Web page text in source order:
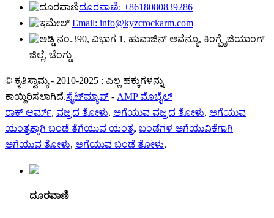
ದೂರವಾಣಿ: +8618080839286
Email: info@kyzcrockarm.com
ನಂ.390, ವಿಭಾಗ 1, ಹುವಾಜಿನ್ ಅವೆನ್ಯೂ, ಕಿಂಗ್ಬೈಜಿಯಾಂಗ್
ಜಿಲ್ಲೆ, ಚೆಂಗ್ಡು
© ಕೃತಿಸ್ವಾಮ್ಯ - 2010-2025 : ಎಲ್ಲ ಹಕ್ಕುಗಳನ್ನು
ಕಾಯ್ದಿರಿಸಲಾಗಿದೆ.ಸೈಟ್‌ಮ್ಯಾಪ್ - AMP ಮೊಬೈಲ್
ರಾಕ್ ಆರ್ಮ್, ವಜ್ರದ ತೋಳು, ಅಗೆಯುವ ವಜ್ರದ ತೋಳು, ಅಗೆಯುವ
ಯಂತ್ರಕ್ಕಾಗಿ ಬಂಡೆ ತೆಗೆಯುವ ಯಂತ್ರ, ಬಂಡೆಗಳ ಅಗೆಯುವಿಕೆಗಾಗಿ
ಅಗೆಯುವ ತೋಳು, ಅಗೆಯುವ ಬಂಡೆ ತೋಳು,
ದೂರವಾಣಿ